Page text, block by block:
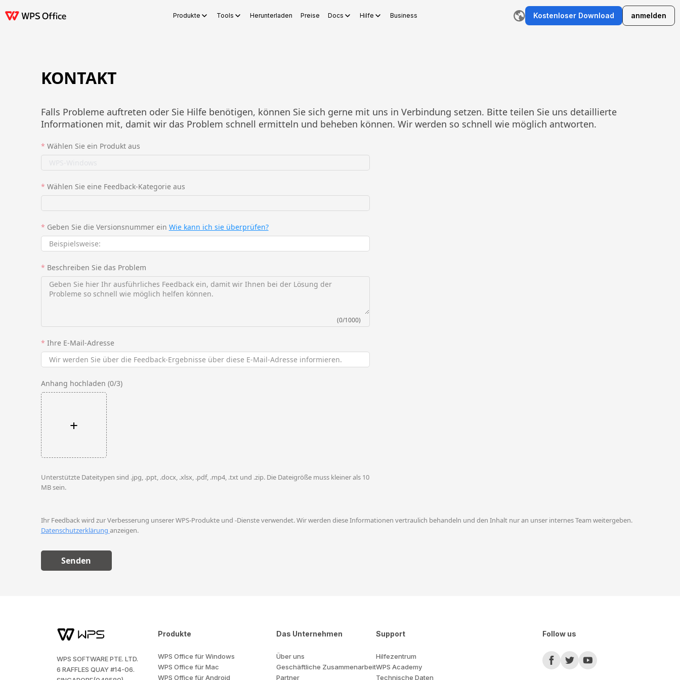
Produkte Tools Herunterladen Preise Docs Hilfe Business Kostenloser Download anmelden
KONTAKT
Falls Probleme auftreten oder Sie Hilfe benötigen, können Sie sich gerne mit uns in Verbindung setzen. Bitte teilen Sie uns detaillierte
Informationen mit, damit wir das Problem schnell ermitteln und beheben können. Wir werden so schnell wie möglich antworten.
* Wählen Sie ein Produkt aus
* Wählen Sie eine Feedback-Kategorie aus
* Geben Sie die Versionsnummer ein Wie kann ich sie überprüfen?
* Beschreiben Sie das Problem
(0/1000)
* Ihre E-Mail-Adresse
Anhang hochladen (0/3)
+
Unterstützte Dateitypen sind .jpg, .ppt, .docx, .xlsx, .pdf, .mp4, .txt und .zip. Die Dateigröße muss kleiner als 10
MB sein.
Ihr Feedback wird zur Verbesserung unserer WPS-Produkte und -Dienste verwendet. Wir werden diese Informationen vertraulich behandeln und den Inhalt nur an unser internes Team weitergeben.
Datenschutzerklärung anzeigen.
Senden
WPS SOFTWARE PTE. LTD.
6 RAFFLES QUAY #14-06.
Produkte
WPS Office für Windows
WPS Office für Mac
WPS Office für Android
Das Unternehmen
Über uns
Geschäftliche Zusammenarbeit
Partner
Support
Hilfezentrum
WPS Academy
Technische Daten
Follow us